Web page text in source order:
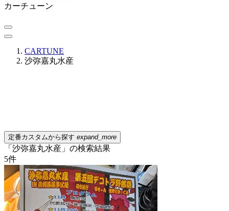
カーチューン
CARTUNE
沙弥嘉丸水産
定番カスタムから探す expand_more
「沙弥嘉丸水産」の検索結果
5件